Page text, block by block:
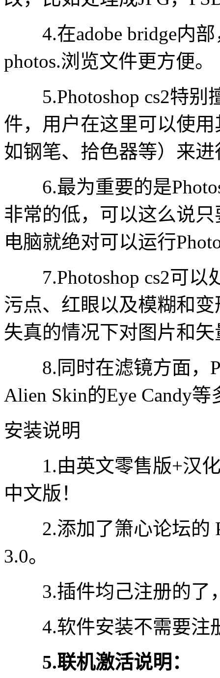
4.在adobe bridge内部
photos.浏览文件更方便。
5.Photoshop cs2特别
件，用户在这里可以使
如钢笔、拾色器等）来
6.最为重要的是
非常的低，可以这么说
电脑就绝对可以运行
7.Photoshop cs2可以
污点、红眼以及模糊和
失真的情况下对图片和
8.同时在滤镜方面，
Alien Skin的Eye Candy
安装说明
1.由英文零售版+汉化
中文版！
2.添加了箫心论坛的
3.0。
3.插件均己注册的了
4.软件安装不需要注
5.联机激活说明：